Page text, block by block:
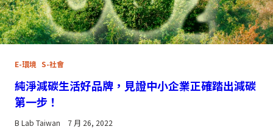
E-環境 S-社會
純淨減碳生活好品牌，見證中小企業正確踏出減碳
第一步！
B Lab Taiwan 7 月 26, 2022